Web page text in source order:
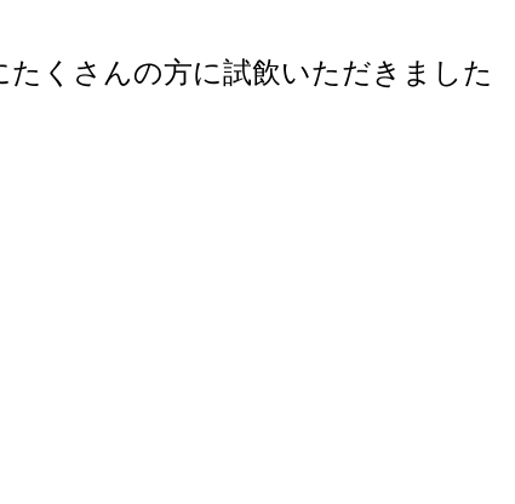
くさんの方に試飲いただきました